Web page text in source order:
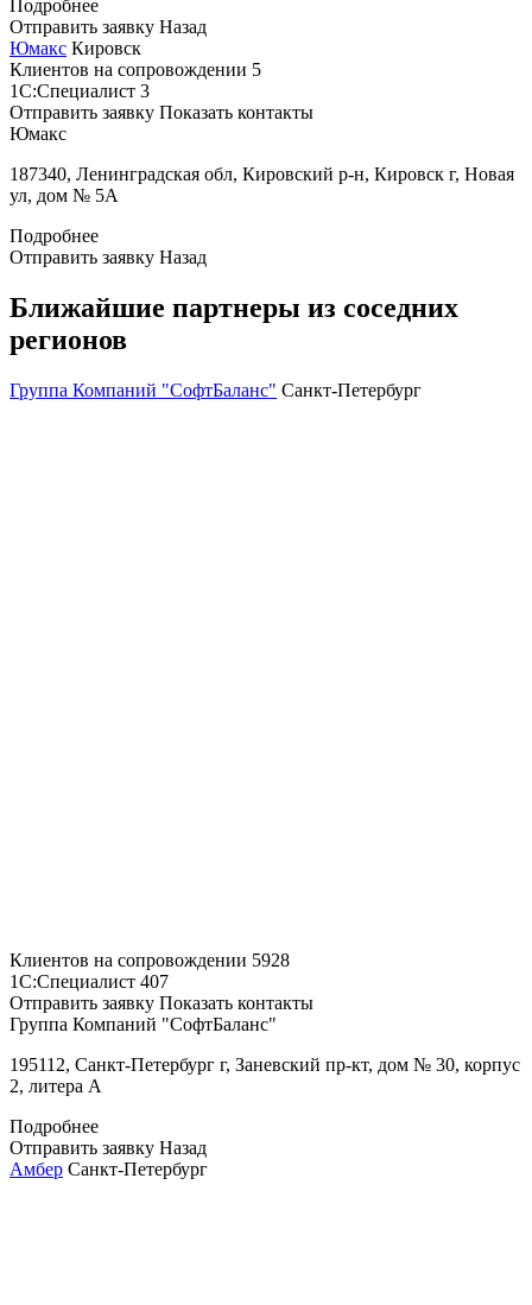
Подробнее
Отправить заявку Назад
Юмакс Кировск
Клиентов на сопровождении 5
1С:Специалист 3
Отправить заявку Показать контакты
Юмакс
187340, Ленинградская обл, Кировский р-н, Кировск г, Новая
ул, дом № 5А
Подробнее
Отправить заявку Назад
Ближайшие партнеры из соседних
регионов
Группа Компаний "СофтБаланс" Санкт-Петербург
Клиентов на сопровождении 5928
1С:Специалист 407
Отправить заявку Показать контакты
Группа Компаний "СофтБаланс"
195112, Санкт-Петербург г, Заневский пр-кт, дом № 30, корпус
2, литера А
Подробнее
Отправить заявку Назад
Амбер Санкт-Петербург